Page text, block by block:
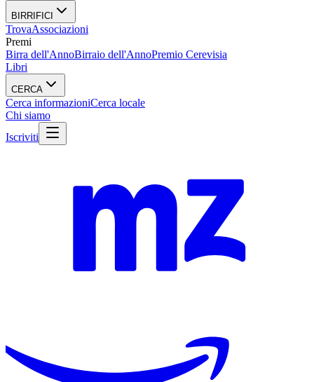
BIRRIFICI
TrovaAssociazioni
Premi
Birra dell'AnnoBirraio dell'AnnoPremio Cerevisia
Libri
CERCA
Cerca informazioniCerca locale
Chi siamo
Iscriviti